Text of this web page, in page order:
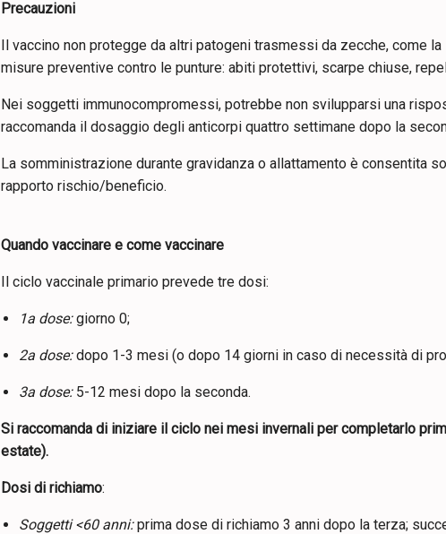
Precauzioni
Il vaccino non protegge da altri patogeni trasmessi da zecche, come
misure preventive contro le punture: abiti protettivi, scarpe chiuse,
Nei soggetti immunocompromessi, potrebbe non svilupparsi una
raccomanda il dosaggio degli anticorpi quattro settimane dopo la
La somministrazione durante gravidanza o allattamento è consentita
rapporto rischio/beneficio.
Quando vaccinare e come vaccinare
Il ciclo vaccinale primario prevede tre dosi:
1a dose:giorno 0;
2a dose:dopo 1-3 mesi (o dopo 14 giorni in caso di necessità di
3a dose:5-12 mesi dopo la seconda.
Si raccomanda di iniziare il ciclo nei mesi invernali per completarlo
estate).
Dosi di richiamo:
Soggetti <60 anni:prima dose di richiamo 3 anni dopo la terza;